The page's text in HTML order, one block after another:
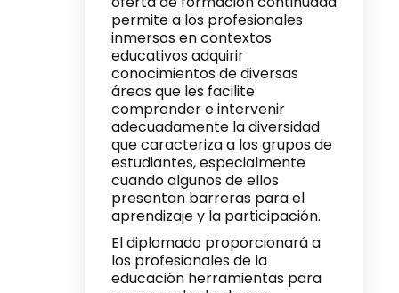
permite a los profesionales
inmersos en contextos
educativos adquirir
conocimientos de diversas
áreas que les facilite
comprender e intervenir
adecuadamente la diversidad
que caracteriza a los grupos de
estudiantes, especialmente
cuando algunos de ellos
presentan barreras para el
aprendizaje y la participación.
El diplomado proporcionará a
los profesionales de la
educación herramientas para